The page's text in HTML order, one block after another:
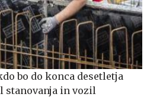
bo do konca desetletja
stanovanja in vozil